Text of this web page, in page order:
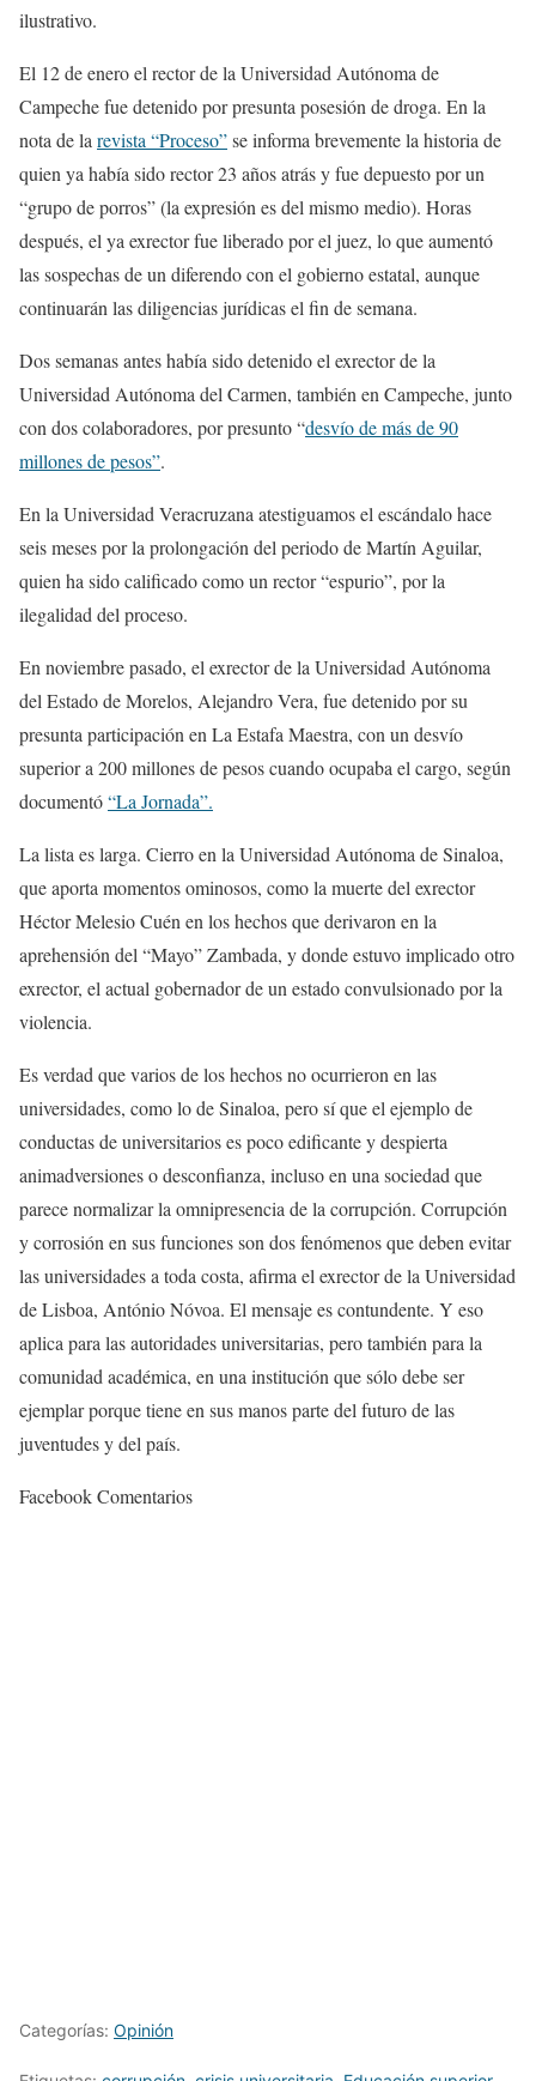
ilustrativo.
El 12 de enero el rector de la Universidad Autónoma de
Campeche fue detenido por presunta posesión de droga. En la
nota de la revista “Proceso”se informa brevemente la historia de
quien ya había sido rector 23 años atrás y fue depuesto por un
“grupo de porros” (la expresión es del mismo medio). Horas
después, el ya exrector fue liberado por el juez, lo que aumentó
las sospechas de un diferendo con el gobierno estatal, aunque
continuarán las diligencias jurídicas el fin de semana.
Dos semanas antes había sido detenido el exrector de la
Universidad Autónoma del Carmen, también en Campeche, junto
con dos colaboradores, por presunto “desvío de más de 90
millones de pesos”.
En la Universidad Veracruzana atestiguamos el escándalo hace
seis meses por la prolongación del periodo de Martín Aguilar,
quien ha sido calificado como un rector “espurio”, por la
ilegalidad del proceso.
En noviembre pasado, el exrector de la Universidad Autónoma
del Estado de Morelos, Alejandro Vera, fue detenido por su
presunta participación en La Estafa Maestra, con un desvío
superior a 200 millones de pesos cuando ocupaba el cargo, según
documentó“La Jornada”.
La lista es larga. Cierro en la Universidad Autónoma de Sinaloa,
que aporta momentos ominosos, como la muerte del exrector
Héctor Melesio Cuén en los hechos que derivaron en la
aprehensión del “Mayo” Zambada, y donde estuvo implicado otro
exrector, el actual gobernador de un estado convulsionado por la
violencia.
Es verdad que varios de los hechos no ocurrieron en las
universidades, como lo de Sinaloa, pero sí que el ejemplo de
conductas de universitarios es poco edificante y despierta
animadversiones o desconfianza, incluso en una sociedad que
parece normalizar la omnipresencia de la corrupción. Corrupción
y corrosión en sus funciones son dos fenómenos que deben evitar
las universidades a toda costa, afirma el exrector de la Universidad
de Lisboa, António Nóvoa. El mensaje es contundente. Y eso
aplica para las autoridades universitarias, pero también para la
comunidad académica, en una institución que sólo debe ser
ejemplar porque tiene en sus manos parte del futuro de las
juventudes y del país.
Facebook Comentarios
Categorías: Opinión